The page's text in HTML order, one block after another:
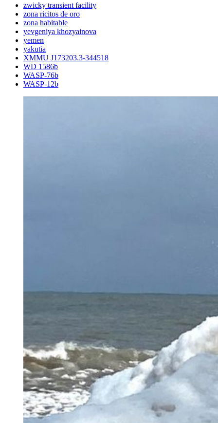
zwicky transient facility
zona ricitos de oro
zona habitable
yevgeniya khozyainova
yemen
yakutia
XMMU J173203.3-344518
WD 1586b
WASP-76b
WASP-12b